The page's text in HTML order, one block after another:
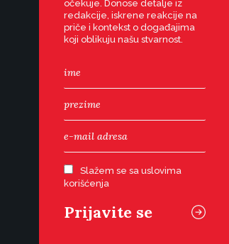
očekuje. Donose detalje iz
redakcije, iskrene reakcije na
priče i kontekst o događajima
koji oblikuju našu stvarnost.
Slažem se sa uslovima
korišćenja